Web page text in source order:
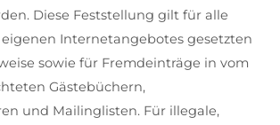
Diese Feststellung gilt für alle
Internetangebotes gesetzten
sowie für Fremdeinträge in vom
Gästebüchern,
und Mailinglisten. Für illegale,